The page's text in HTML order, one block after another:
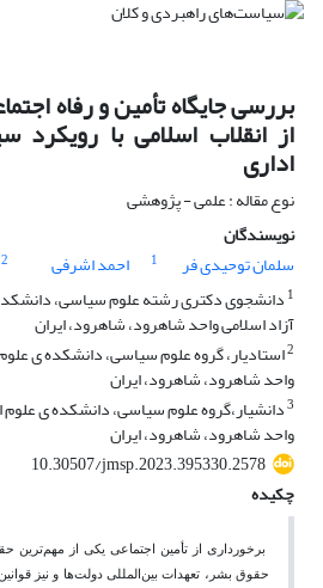
بررسی جایگاه تأمین و رفاه
از انقلاب اسلامی با
اداری
نوع مقاله : علمی - پژوهشی
نویسندگان
سلمان توحیدی فر
1 احمد اشرفی 2
1 دانشجوی دکتری رشته علوم سیاسی،
آزاد اسلامی واحد شاهرود، شاهرود، ایران
2استادیار، گروه علوم سیاسی، دانشکده ی
واحد شاهرود، شاهرود، ایران
3دانشیار،گروه علوم سیاسی، دانشکده ی علوم
واحد شاهرود، شاهرود، ایران
10.30507/jmsp.2023.395330.2578
چکیده
برخورداری از تأمین اجتماعی یکی از مهم‌ترین
حقوق بشر، تعهدات بین‌المللی دولت‌ها و نیز